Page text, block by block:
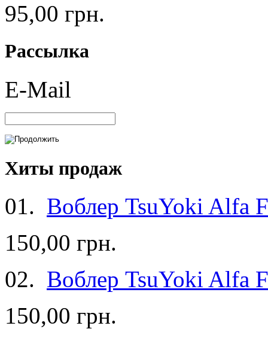
95,00 грн.
Рассылка
E-Mail
Хиты продаж
01. Воблер TsuYoki Alfa
150,00 грн.
02. Воблер TsuYoki Alfa
150,00 грн.